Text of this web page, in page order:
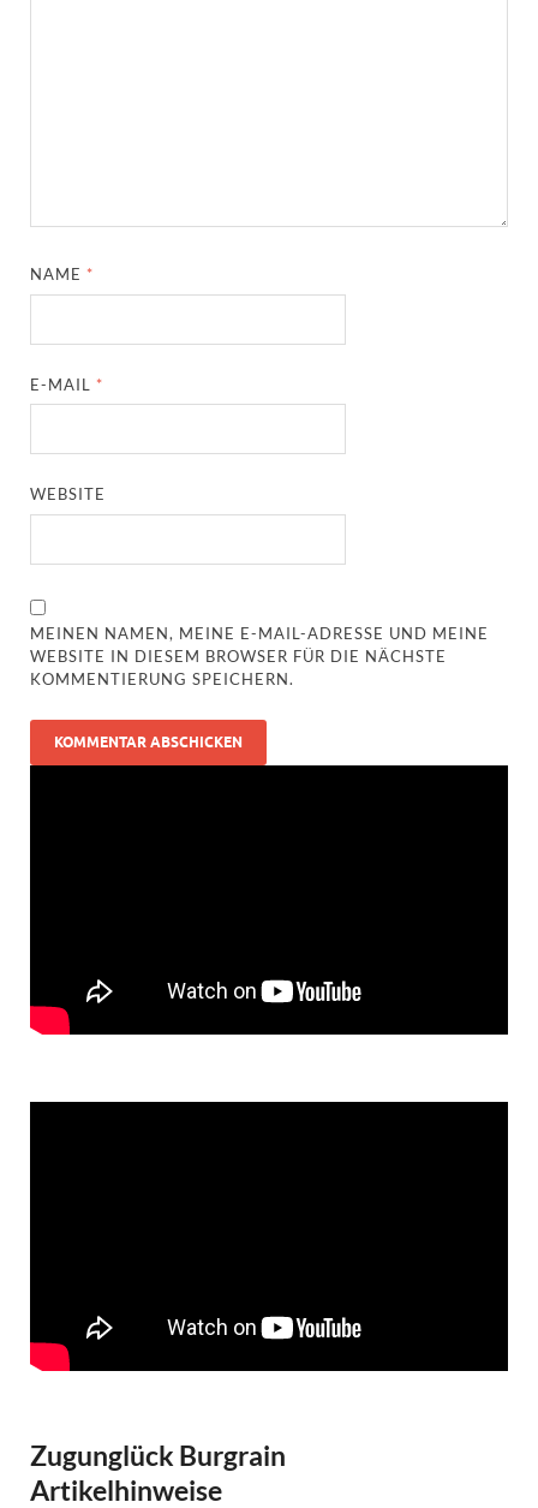
NAME *
E-MAIL *
WEBSITE
MEINEN NAMEN, MEINE E-MAIL-ADRESSE UND MEINE
WEBSITE IN DIESEM BROWSER FÜR DIE NÄCHSTE
KOMMENTIERUNG SPEICHERN.
Zugunglück Burgrain
Artikelhinweise